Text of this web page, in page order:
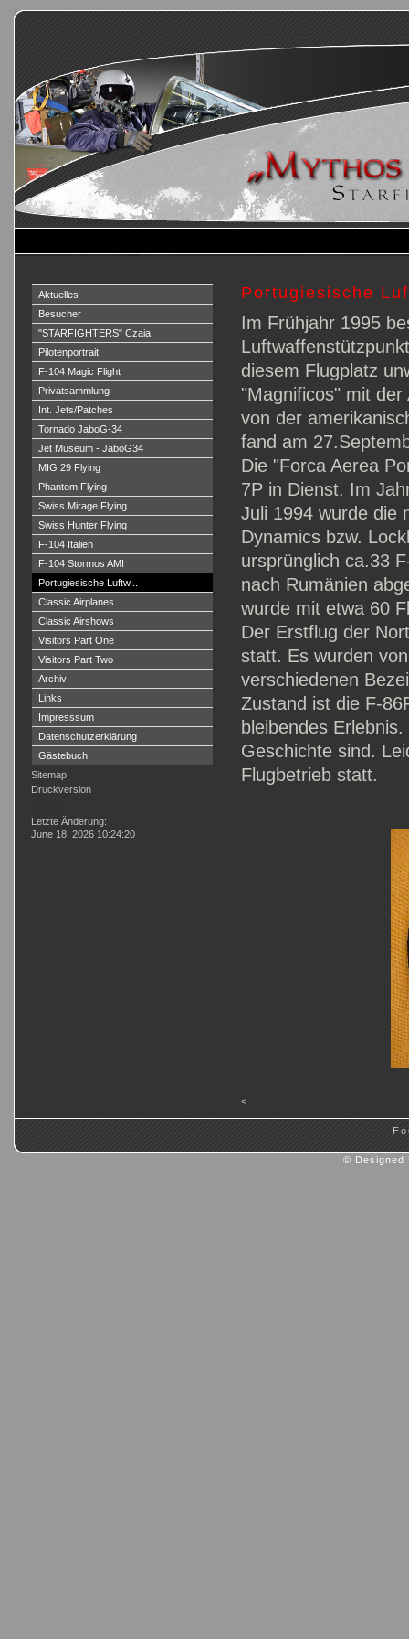
Aktuelles
Besucher
"STARFIGHTERS" Czaia
Pilotenportrait
F-104 Magic Flight
Privatsammlung
Int. Jets/Patches
Tornado JaboG-34
Jet Museum - JaboG34
MIG 29 Flying
Phantom Flying
Swiss Mirage Flying
Swiss Hunter Flying
F-104 Italien
F-104 Stormos AMI
Portugiesische Luftw...
Classic Airplanes
Classic Airshows
Visitors Part One
Visitors Part Two
Archiv
Links
Impresssum
Datenschutzerklärung
Gästebuch
Sitemap
Druckversion
Letzte Änderung:
June 18. 2026 10:24:20
Portugiesische
Im Frühjahr 1995
diesem Flugplatz
"Magnificos" mit
von der
fand am
Die "Forca Aerea
7P in Dienst. Im
Juli 1994 wurde die
Dynamics bzw.
ursprünglich ca.33
nach Rumänien
wurde mit etwa 60
Der Erstflug der
statt. Es wurden
verschiedenen
Zustand ist die F-
bleibendes
Geschichte sind.
Flugbetrieb statt.
<
© Designed